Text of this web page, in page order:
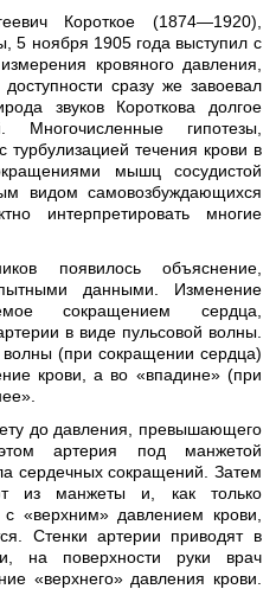
Короткое (1874—1920),
5 ноября 1905 года выступил с
кровяного давления,
сразу же завоевал
звуков Короткова долгое
Многочисленные гипотезы,
турбулизацией течения крови в
мышц сосудистой
видом самовозбуждающихся
интерпретировать многие
появилось объяснение,
данными. Изменение
сокращением сердца,
в виде пульсовой волны.
(при сокращении сердца)
крови, а во «впадине» (при
до давления, превышающего
артерия под манжетой
сердечных сокращений. Затем
из манжеты и, как только
«верхним» давлением крови,
Стенки артерии приводят в
на поверхности руки врач
«верхнего» давления крови.